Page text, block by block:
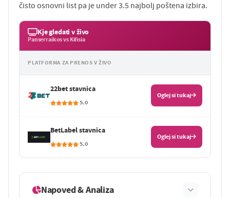
čisto osnovni list pa je under 3.5 najbolj poštena izbira.
Kje gledati v živo
Panserraikos vs Kifisia
PLATFORMA ZA PRENOS V ŽIVO
22bet stavnica
5.0
Oglej si tukaj
BetLabel stavnica
5.0
Oglej si tukaj
Napoved & Analiza